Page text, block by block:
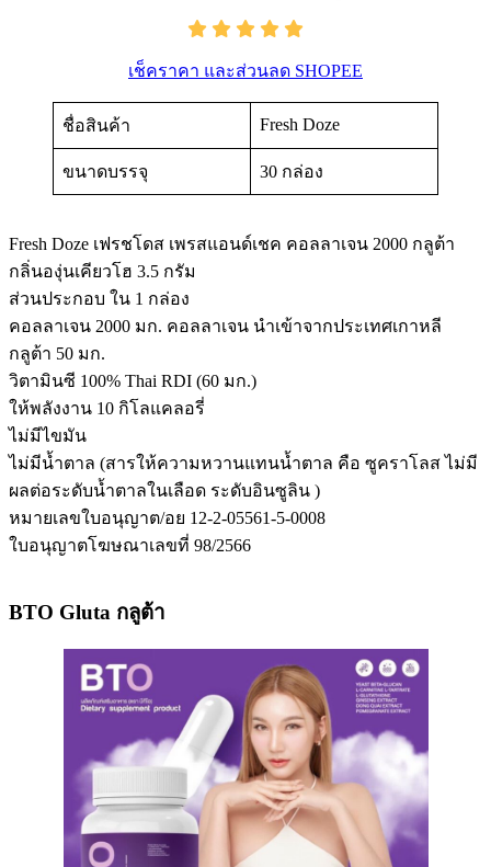
เช็คราคา และส่วนลด SHOPEE
ชื่อสินค้า Fresh Doze
ขนาดบรรจุ 30 กล่อง
Fresh Doze เฟรชโดส เพรสแอนด์เชค คอลลาเจน 2000 กลูต้า
กลิ่นองุ่นเคียวโฮ 3.5 กรัม
ส่วนประกอบ ใน 1 กล่อง
คอลลาเจน 2000 มก. คอลลาเจน นำเข้าจากประเทศเกาหลี
กลูต้า 50 มก.
วิตามินซี 100% Thai RDI (60 มก.)
ให้พลังงาน 10 กิโลแคลอรี่
ไม่มีไขมัน
ไม่มีน้ำตาล (สารให้ความหวานแทนน้ำตาล คือ ซูคราโลส ไม่มี
ผลต่อระดับน้ำตาลในเลือด ระดับอินซูลิน )
หมายเลขใบอนุญาต/อย 12-2-05561-5-0008
ใบอนุญาตโฆษณาเลขที่ 98/2566
BTO Gluta กลูต้า